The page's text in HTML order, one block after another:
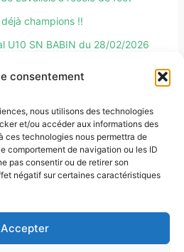
consentement
nous utilisons des technologies
et/ou accéder aux informations des
ces technologies nous permettra de
comportement de navigation ou les ID
pas consentir ou de retirer son
négatif sur certaines caractéristiques
Accepter
champions !!
U10 SN BABIN du 28/02/2026
du 27/02/2026